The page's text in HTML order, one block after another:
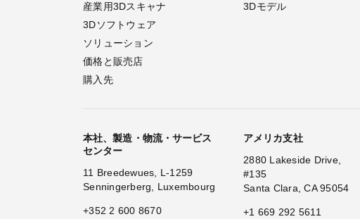
産業用3Dスキャナ
3Dソフトウェア
ソリューション
価格と販売店
購入先
3Dモデル
本社、製造・物流・サービス
センター
11 Breedewues, L-1259
Senningerberg, Luxembourg
+352 2 600 8670
アメリカ支社
2880 Lakeside Drive,
#135
Santa Clara, CA 95054
+1 669 292 5611